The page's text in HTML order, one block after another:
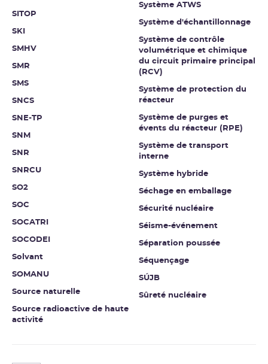
SITOP
SKI
SMHV
SMR
SMS
SNCS
SNE-TP
SNM
SNR
SNRCU
SO2
SOC
SOCATRI
SOCODEI
Solvant
SOMANU
Source naturelle
Source radioactive de haute
activité
Système ATWS
Système d'échantillonnage
Système de contrôle
volumétrique et chimique
du circuit primaire principal
(RCV)
Système de protection du
réacteur
Système de purges et
évents du réacteur (RPE)
Système de transport
interne
Système hybride
Séchage en emballage
Sécurité nucléaire
Séisme-événement
Séparation poussée
Séquençage
SÚJB
Sûreté nucléaire